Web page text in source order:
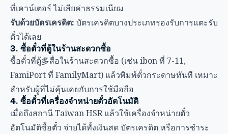
ที่เคาน์เตอร์ ไม่เสียค่าธรรมเนียม
รับด้วยบัตรเครดิต: บัตรเครดิตบางประเภทรองรับการแตะรับ
ตั๋วได้เลย
3. ซื้อตั๋วที่ตู้ในร้านสะดวกซื้อ
ซื้อตั๋วที่ตู้多สื่อในร้านสะดวกซื้อ (เช่น ibon ที่ 7-11,
FamiPort ที่ FamilyMart) แล้วพิมพ์ตั๋วกระดาษทันที เหมาะ
สำหรับผู้ที่ไม่คุ้นเคยกับการใช้มือถือ
4. ซื้อตั๋วที่เครื่องจำหน่ายตั๋วอัตโนมัติ
เมื่อถึงสถานี Taiwan HSR แล้วใช้เครื่องจำหน่ายตั๋ว
อัตโนมัติซื้อตั๋ว จ่ายได้ทั้งเงินสด บัตรเครดิต หรือการชำระ